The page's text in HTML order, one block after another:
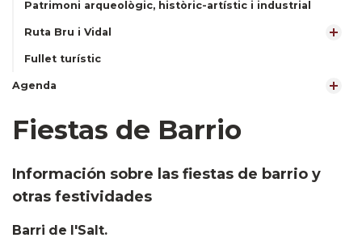
Patrimoni arqueològic, històric-artístic i industrial
Ruta Bru i Vidal
Fullet turístic
Agenda
Fiestas de Barrio
Información sobre las fiestas de barrio y
otras festividades
Barri de l'Salt.